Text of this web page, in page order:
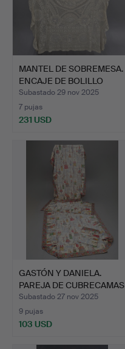
MANTEL DE SOBREMESA.
ENCAJE DE BOLILLO
BOR…
Subastado 29 nov 2025
7 pujas
231 USD
GASTÓN Y DANIELA.
PAREJA DE CUBRECAMAS
EN …
Subastado 27 nov 2025
9 pujas
103 USD